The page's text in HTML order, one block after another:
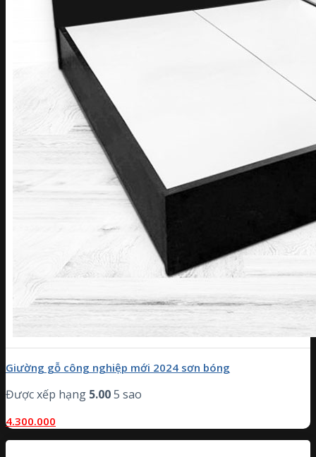
Giường gỗ công nghiệp mới 2024 sơn bóng
Được xếp hạng 5.005 sao
4.300.000